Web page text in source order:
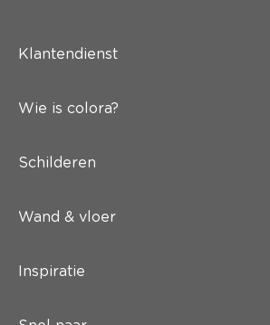
Klantendienst
Wie is colora?
Schilderen
Wand & vloer
Inspiratie